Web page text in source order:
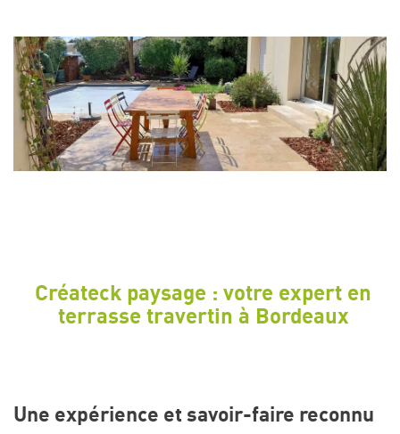
Créateck paysage : votre expert en
terrasse travertin à Bordeaux
Une expérience et savoir-faire reconnu